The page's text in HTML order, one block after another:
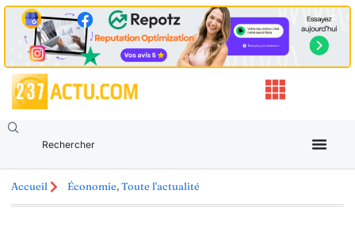
Accueil Économie,Toute l'actualité